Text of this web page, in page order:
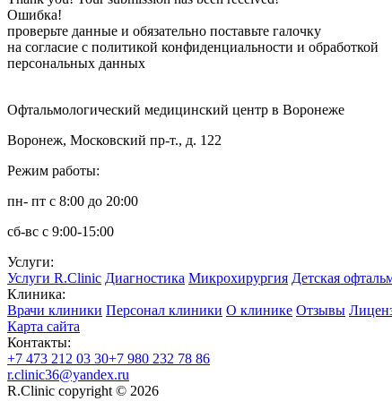
Ошибка!
проверьте данные и обязательно поставьте галочку
на согласие с политикой конфиденциальности и обработкой
персональных данных
Офтальмологический медицинский центр в Воронеже
Воронеж, Московский пр-т., д. 122
Режим работы:
пн- пт с 8:00 до 20:00
сб-вс с 9:00-15:00
Услуги:
Услуги R.Clinic Диагностика Микрохирургия Детская
Клиника:
Врачи клиники Персонал клиники О клинике Отзывы
Карта сайта
Контакты:
+7 473 212 03 30+7 980 232 78 86
r.clinic36@yandex.ru
R.Clinic copyright © 2026